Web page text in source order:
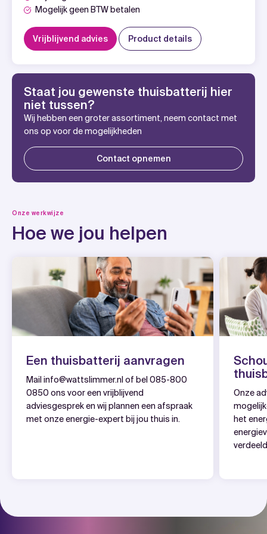
Mogelijk geen BTW betalen
Vrijblijvend advies Product details
Staat jou gewenste thuisbatterij hier
niet tussen?
Wij hebben een groter assortiment, neem contact met
ons op voor de mogelijkheden
Contact opnemen
Onze werkwijze
Hoe we jou helpen
Een thuisbatterij aanvragen
Mail info@wattslimmer.nl of bel 085-800
0850 ons voor een vrijblijvend
adviesgesprek en wij plannen een afspraak
met onze energie-expert bij jou thuis in.
Onze
het